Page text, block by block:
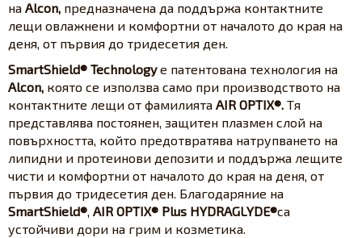
на Alcon, предназначена да поддържа контактните
лещи овлажнени и комфортни от началото до края на
деня, от първия до тридесетия ден.
SmartShield® Technologyе патентована технология на
Alcon, която се използва само при производството на
контактните лещи от фамилията AIR OPTIX®. Тя
представлява постоянен, защитен плазмен слой на
повърхността, който предотвратява натрупването на
липидни и протеинови депозити и поддържа лещите
чисти и комфортни от началото до края на деня, от
първия до тридесетия ден. Благодаряние на
SmartShield®, AIR OPTIX® Plus HYDRAGLYDE®са
устойчиви дори на грим и козметика.